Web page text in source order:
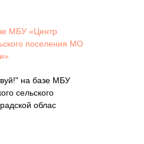
МБУ «Центр
поселения МО
на базе МБУ
сельского
облас